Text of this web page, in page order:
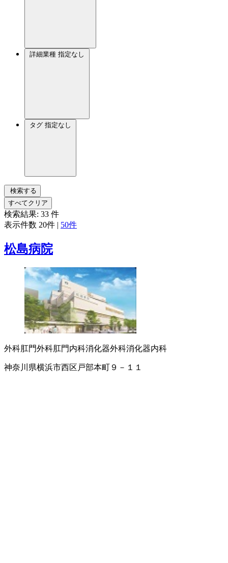
詳細業種 指定なし
タグ 指定なし
検索する
すべてクリア
検索結果: 33 件
表示件数 20件 | 50件
松島病院
外科肛門外科肛門内科消化器外科消化器内科
神奈川県横浜市西区戸部本町９－１１